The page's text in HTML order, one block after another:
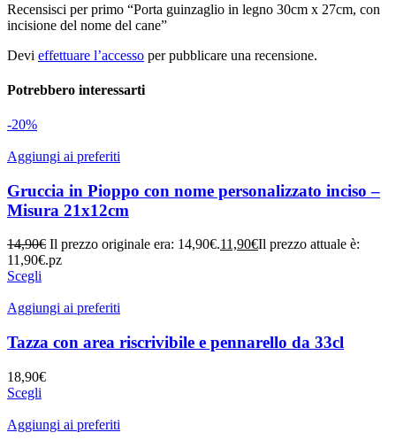
Recensisci per primo “Porta guinzaglio in legno 30cm x 27cm, con
incisione del nome del cane”
Devi effettuare l’accesso per pubblicare una recensione.
Potrebbero interessarti
-20%
Aggiungi ai preferiti
Gruccia in Pioppo con nome personalizzato inciso –
Misura 21x12cm
14,90€ Il prezzo originale era: 14,90€.11,90€Il prezzo attuale è:
11,90€.pz
Scegli
Aggiungi ai preferiti
Tazza con area riscrivibile e pennarello da 33cl
18,90€
Scegli
Aggiungi ai preferiti